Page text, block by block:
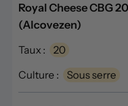
Royal Cheese CBG
(Alcovezen)
Taux : 20
Culture : Sous serre